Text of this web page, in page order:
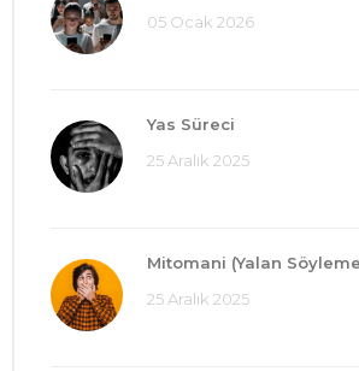
05 Ocak 2026
Yas Süreci
25 Aralık 2025
Mitomani (Yalan Söyleme
25 Aralık 2025